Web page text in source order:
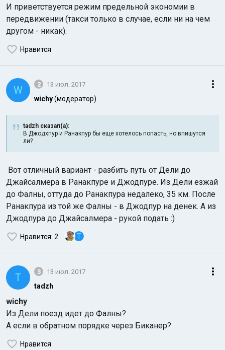
И приветствуется режим предельной экономии в
передвижении (такси только в случае, если ни на чем
другом - никак).
Нравится
W 2 13 июл. 2017
wichy(модератор)
tadzh сказал(а):
В Джодхпур и Ранакпур бы еще хотелось попасть, но впишутся
ли?
Вот отличный вариант - разбить путь от Дели до
Джайсалмера в Ранакпуре и Джодпуре. Из Дели езжай
до Фалны, оттуда до Ранакпура недалеко, 35 км. После
Ранакпура из той же Фалны - в Джодпур на денек. А из
Джодпура до Джайсалмера - рукой подать :)
Нравится: 2 T
T 3 13 июл. 2017
tadzh
wichy
Из Дели поезд идет до Фалны?
А если в обратном порядке через Биканер?
Нравится